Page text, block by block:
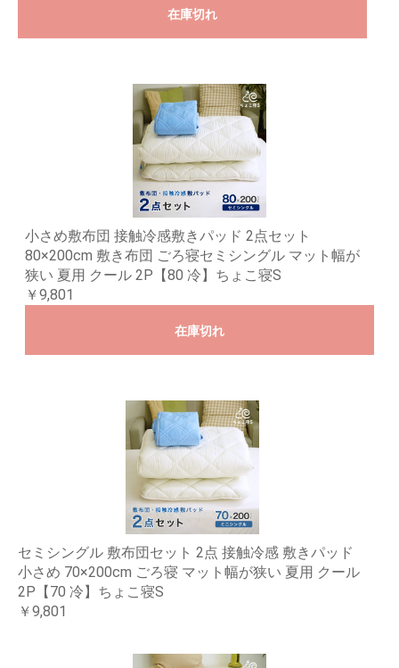
在庫切れ
小さめ敷布団 接触冷感敷きパッド 2点セット
80×200cm 敷き布団 ごろ寝セミシングル マット幅が
狭い 夏用 クール 2P【80 冷】ちょこ寝S
￥9,801
在庫切れ
セミシングル 敷布団セット 2点 接触冷感 敷きパッド
小さめ 70×200cm ごろ寝 マット幅が狭い 夏用 クール
2P【70 冷】ちょこ寝S
￥9,801